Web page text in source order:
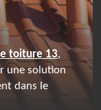
toiture 13,
une solution
dans le